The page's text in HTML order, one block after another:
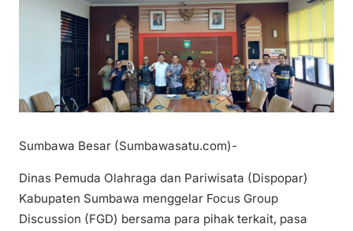
Sumbawa Besar (Sumbawasatu.com)-
Dinas Pemuda Olahraga dan Pariwisata (Dispopar)
Kabupaten Sumbawa menggelar Focus Group
Discussion (FGD) bersama para pihak terkait, pasa